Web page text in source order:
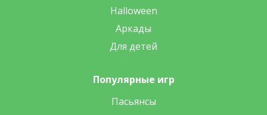
Halloween
Аркады
Для детей
Популярные игр
Пасьянсы